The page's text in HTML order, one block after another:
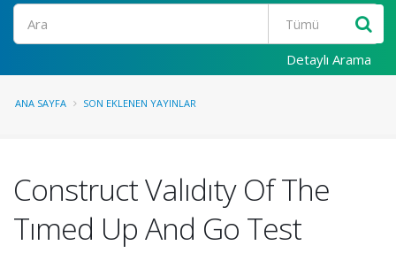
Ara
Detaylı Arama
ANA SAYFA SON EKLENEN YAYINLAR
Construct Valıdıty Of The
Tımed Up And Go Test